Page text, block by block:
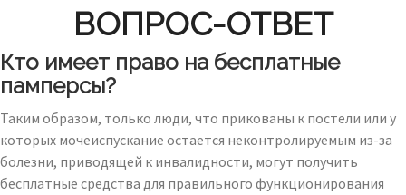
ВОПРОС-ОТВЕТ
Кто имеет право на бесплатные
памперсы?
Таким образом, только люди, что прикованы к постели или у
которых мочеиспускание остается неконтролируемым из-за
болезни, приводящей к инвалидности, могут получить
бесплатные средства для правильного функционирования